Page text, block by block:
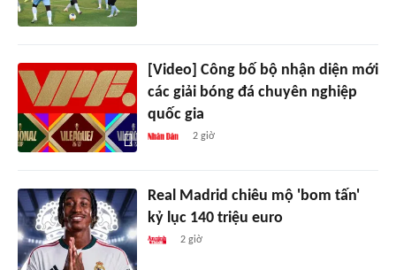
[Video] Công bố bộ nhận diện mới
các giải bóng đá chuyên nghiệp
quốc gia
2 giờ
Real Madrid chiêu mộ 'bom tấn'
kỷ lục 140 triệu euro
2 giờ